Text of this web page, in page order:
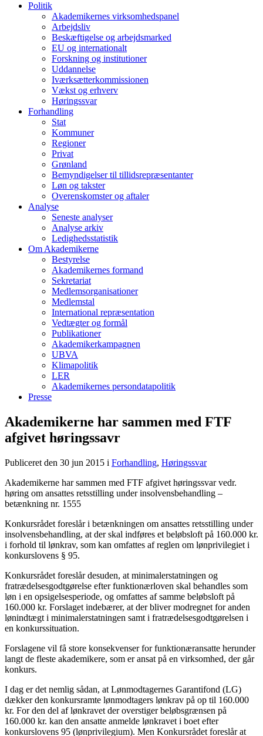
Politik
Akademikernes virksomhedspanel
Arbejdsliv
Beskæftigelse og arbejdsmarked
EU og internationalt
Forskning og institutioner
Uddannelse
Iværksætterkommissionen
Vækst og erhverv
Høringssvar
Forhandling
Stat
Kommuner
Regioner
Privat
Grønland
Bemyndigelser til tillidsrepræsentanter
Løn og takster
Overenskomster og aftaler
Analyse
Seneste analyser
Analyse arkiv
Ledighedsstatistik
Om Akademikerne
Bestyrelse
Akademikernes formand
Sekretariat
Medlemsorganisationer
Medlemstal
International repræsentation
Vedtægter og formål
Publikationer
Akademikerkampagnen
UBVA
Klimapolitik
LER
Akademikernes persondatapolitik
Presse
Akademikerne har sammen med FTF
afgivet høringssavr
Publiceret den 30 jun 2015 i Forhandling, Høringssvar
Akademikerne har sammen med FTF afgivet høringssvar vedr.
høring om ansattes retsstilling under insolvensbehandling –
betænkning nr. 1555
Konkursrådet foreslår i betænkningen om ansattes retsstilling under
insolvensbehandling, at der skal indføres et beløbsloft på 160.000 kr.
i forhold til lønkrav, som kan omfattes af reglen om lønprivilegiet i
konkurslovens § 95.
Konkursrådet foreslår desuden, at minimalerstatningen og
fratrædelsesgodtgørelse efter funktionærloven skal behandles som
løn i en opsigelsesperiode, og omfattes af samme beløbsloft på
160.000 kr. Forslaget indebærer, at der bliver modregnet for anden
lønindtægt i minimalerstatningen samt i fratrædelsesgodtgørelsen i
en konkurssituation.
Forslagene vil få store konsekvenser for funktionæransatte herunder
langt de fleste akademikere, som er ansat på en virksomhed, der går
konkurs.
I dag er det nemlig sådan, at Lønmodtagernes Garantifond (LG)
dækker den konkursramte lønmodtagers lønkrav på op til 160.000
kr. For den del af lønkravet der overstiger beløbsgrænsen på
160.000 kr. kan den ansatte anmelde lønkravet i boet efter
konkurslovens 95 (lønprivilegium). Men Konkursrådet foreslår at